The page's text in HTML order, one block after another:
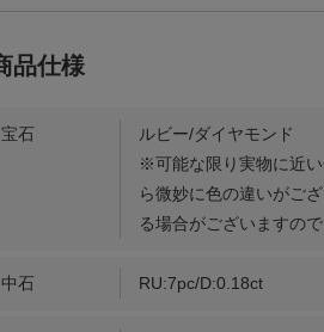
宝石
ルビー/ダイヤモンド
※可能な限り実物に近
ら微妙に色の違いがご
る場合がございますの
中石 RU:7pc/D:0.18ct